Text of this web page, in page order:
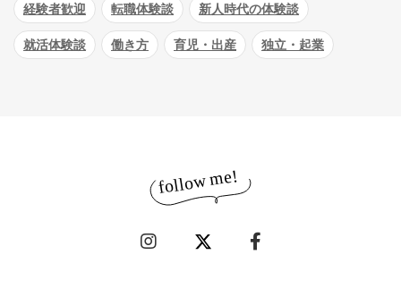
経験者歓迎 転職体験談 新人時代の体験談
就活体験談 働き方 育児・出産 独立・起業